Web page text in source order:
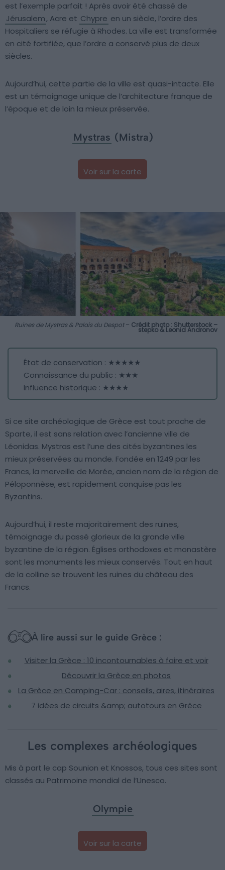
est l’exemple parfait ! Après avoir été chassé de
Jérusalem, Acre et Chypre en un siècle, l’ordre des
Hospitaliers se réfugie à Rhodes. La ville est transformée
en cité fortifiée, que l’ordre a conservé plus de deux
siècles.
Aujourd’hui, cette partie de la ville est quasi-intacte. Elle
est un témoignage unique de l’architecture franque de
l’époque et de loin la mieux préservée.
Mystras (Mistra)
Voir sur la carte
Ruines de Mystras & Palais du Despot– Crédit photo : Shutterstock –
stepko & Leonid Andronov
État de conservation : ★★★★★
Connaissance du public : ★★★
Influence historique : ★★★★
Si ce site archéologique de Grèce est tout proche de
Sparte, il est sans relation avec l’ancienne ville de
Léonidas. Mystras est l’une des cités byzantines les
mieux préservées au monde. Fondée en 1249 par les
Francs, la merveille de Morée, ancien nom de la région de
Péloponnèse, est rapidement conquise pas les
Byzantins.
Aujourd’hui, il reste majoritairement des ruines,
témoignage du passé glorieux de la grande ville
byzantine de la région. Églises orthodoxes et monastère
sont les monuments les mieux conservés. Tout en haut
de la colline se trouvent les ruines du château des
Francs.
À lire aussi sur le guide Grèce :
Visiter la Grèce : 10 incontournables à faire et voir
Découvrir la Grèce en photos
La Grèce en Camping-Car : conseils, aires, itinéraires
7 idées de circuits &amp; autotours en Grèce
Les complexes archéologiques
Mis à part le cap Sounion et Knossos, tous ces sites sont
classés au Patrimoine mondial de l’Unesco.
Olympie
Voir sur la carte